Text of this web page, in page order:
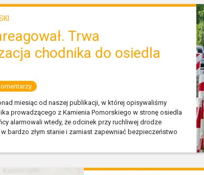
Trwa
chodnika do osiedla
miesiąc od naszej publikacji, w której opisywaliśmy
prowadzącego z Kamienia Pomorskiego w stronę osiedla
alarmowali wtedy, że odcinek przy ruchliwej drodze
bardzo złym stanie i zamiast zapewniać bezpieczeństwo